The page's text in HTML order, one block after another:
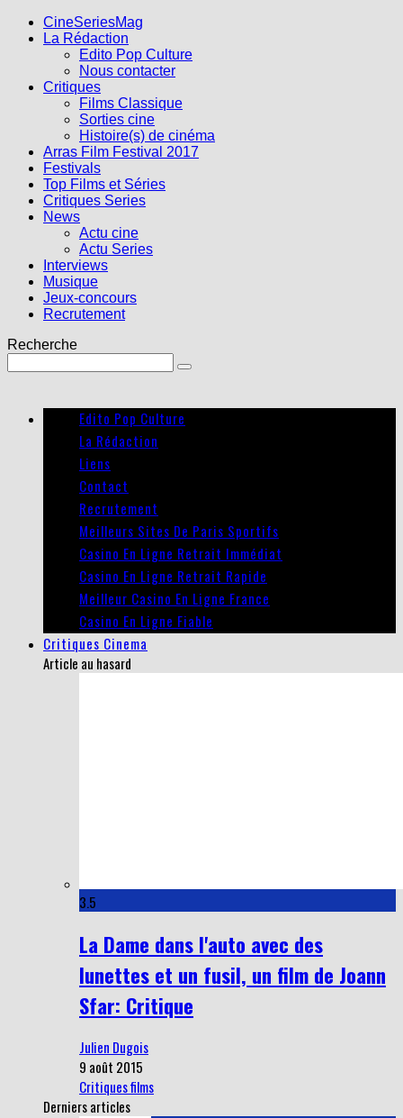
CineSeriesMag
La Rédaction
Edito Pop Culture
Nous contacter
Critiques
Films Classique
Sorties cine
Histoire(s) de cinéma
Arras Film Festival 2017
Festivals
Top Films et Séries
Critiques Series
News
Actu cine
Actu Series
Interviews
Musique
Jeux-concours
Recrutement
Recherche
Edito Pop Culture
La Rédaction
Liens
Contact
Recrutement
Meilleurs Sites De Paris Sportifs
Casino En Ligne Retrait Immédiat
Casino En Ligne Retrait Rapide
Meilleur Casino En Ligne France
Casino En Ligne Fiable
Critiques Cinema
Article au hasard
3.5
La Dame dans l'auto avec des
lunettes et un fusil, un film de Joann
Sfar: Critique
Julien Dugois
9 août 2015
Critiques films
Derniers articles